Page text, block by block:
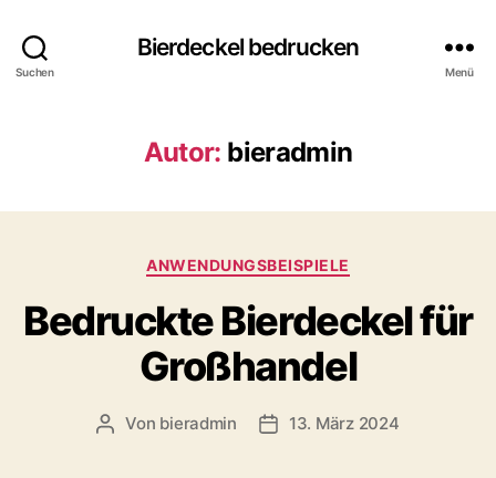
Suchen
Bierdeckel bedrucken
Menü
Autor: bieradmin
Kategorien
ANWENDUNGSBEISPIELE
Bedruckte Bierdeckel für
Großhandel
Beitragsautor
Von bieradmin Veröffentlichungsdatum
13. März 2024